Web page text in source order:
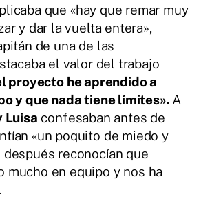
que «hay que remar muy
y dar la vuelta entera»,
de una de las
el valor del trabajo
proyecto he aprendido a
y que nada tiene límites». A
Luisa confesaban antes de
«un poquito de miedo y
después reconocían que
mucho en equipo y nos ha